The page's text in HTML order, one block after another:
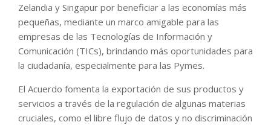
Zelandia y Singapur por beneficiar a las economías más
pequeñas, mediante un marco amigable para las
empresas de las Tecnologías de Información y
Comunicación (TICs), brindando más oportunidades para
la ciudadanía, especialmente para las Pymes.
El Acuerdo fomenta la exportación de sus productos y
servicios a través de la regulación de algunas materias
cruciales, como el libre flujo de datos y no discriminación